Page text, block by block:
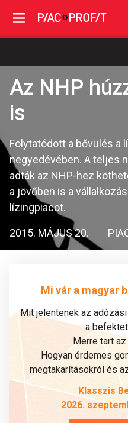
Az NHP
is
Folytatódott a bővülés a
negyedévében. A teljes
adták az NHP-hez
a jövőben is a
lízingpiacot.
2015. MÁJUS 20.
Mi vár a magyar
Mit jelentenek az
a
Merre tart
Hogyan érdemes
megtakarításokról és
Klasszis
2026.